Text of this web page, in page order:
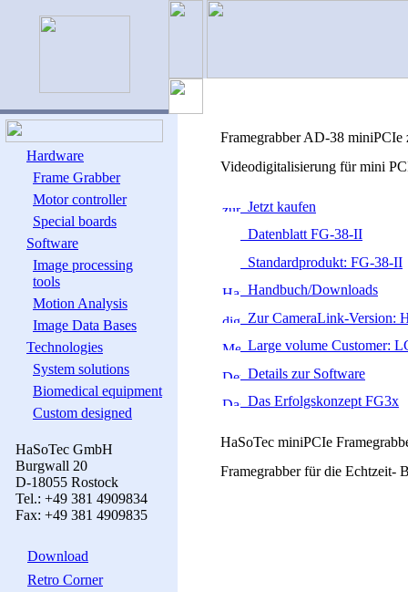
Hardware
Frame Grabber
Motor controller
Special boards
Software
Image processing
tools
Motion Analysis
Image Data Bases
Technologies
System solutions
Biomedical equipment
Custom designed
HaSoTec GmbH
Burgwall 20
D-18055 Rostock
Tel.: +49 381 4909834
Fax: +49 381 4909835
Download
Retro Corner
Framegrabber AD-38 miniPCIe
Videodigitalisierung für mini
Jetzt kaufen
Datenblatt FG-38-II
Standardprodukt: FG-38-II
Handbuch/Downloads
Zur CameraLink-Version:
Large volume Customer:
Details zur Software
Das Erfolgskonzept FG3x
HaSoTec miniPCIe
Framegrabber für die Echtzeit-